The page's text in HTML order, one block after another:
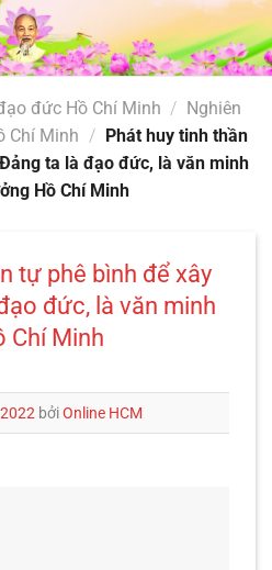
đức Hồ Chí Minh / Nghiên
Chí Minh / Phát huy tinh thần
ta là đạo đức, là văn minh
Hồ Chí Minh
tự phê bình để xây
đức, là văn minh
Chí Minh
bởiOnline HCM